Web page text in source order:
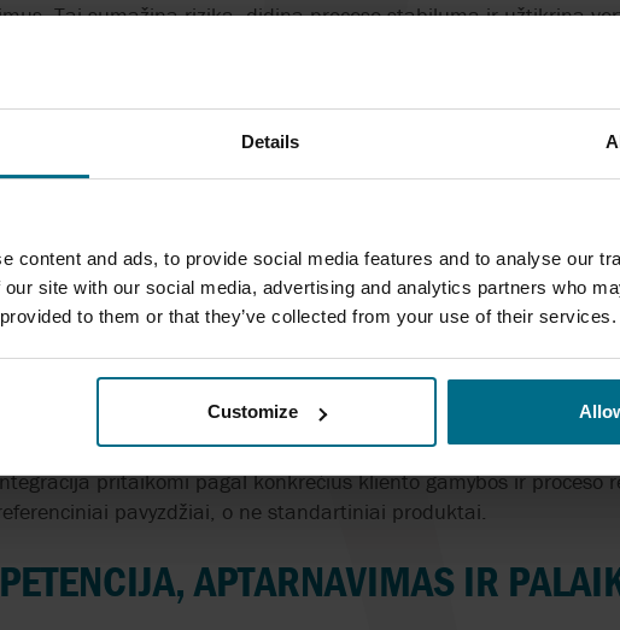
Details
content and ads, to provide social media features and to analyse our
site with our social media, advertising and analytics partners who
to them or that they’ve collected from your use of their services.
Customize
Tai sumažina riziką, didina proceso stabilumą ir užtikrina
Dirbant su AxFlow Systems, klientas gauna vieną atsakomybės
nuo projektavimo iki eksploatacijos.
modernizuojate esamą procesą arba siekiate padidinti
aptartumėte savo sistemos poreikius ir sužinotumėte, kaip
SPRENDIMŲ PAVYZDŽIAI
Systems sprendimų pavyzdžiai iš skirtingų pramonės šakų
yra projektuojami individualiai. Skid konstrukcija,
pritaikomi pagal konkrečius kliento gamybos ir proceso
pavyzdžiai, o ne standartiniai produktai.
APTARNAVIMAS IR